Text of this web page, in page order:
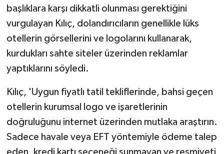
başlıklara karşı dikkatli olunması gerektiğini
vurgulayan Kılıç, dolandırıcıların genellikle lüks
otellerin görsellerini ve logolarını kullanarak,
kurdukları sahte siteler üzerinden reklamlar
yaptıklarını söyledi.
Kılıç, 'Uygun fiyatlı tatil tekliflerinde, bahsi geçen
otellerin kurumsal logo ve işaretlerinin
doğruluğunu internet üzerinden mutlaka araştırın.
Sadece havale veya EFT yöntemiyle ödeme talep
eden, kredi kartı seçeneği sunmayan ve resmiyeti